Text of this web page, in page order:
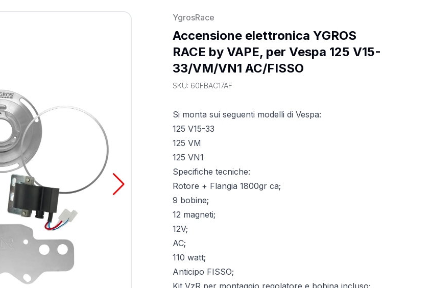
YgrosRace
Accensione elettronica YGROS
RACE by VAPE, per Vespa 125 V15-
33/VM/VN1 AC/FISSO
SKU: 60FBAC17AF
Si monta sui seguenti modelli di Vespa:
125 V15-33
125 VM
125 VN1
Specifiche tecniche:
Rotore + Flangia 1800gr ca;
9 bobine;
12 magneti;
12V;
AC;
110 watt;
Anticipo FISSO;
Kit VzR per montaggio regolatore e bobina incluso;